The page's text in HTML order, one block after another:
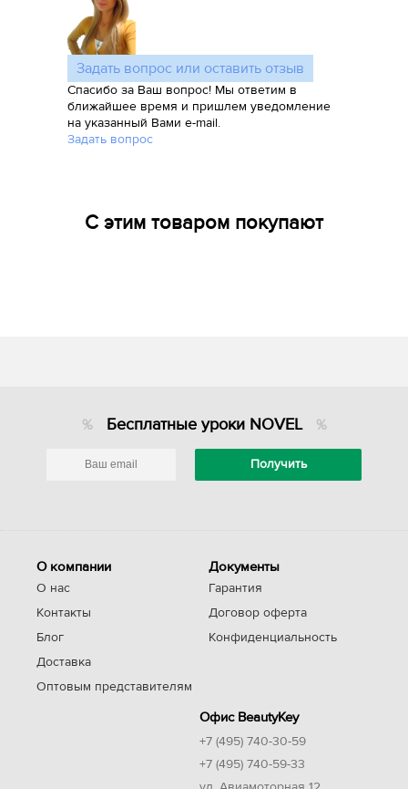
Задать вопрос или оставить отзыв
Спасибо за Ваш вопрос! Мы ответим в
ближайшее время и пришлем уведомление
на указанный Вами e-mail.
Задать вопрос
С этим товаром покупают
Бесплатные уроки NOVEL
О компании
О нас
Контакты
Блог
Доставка
Оптовым представителям
Документы
Гарантия
Договор оферта
Конфиденциальность
Офис BeautyKey
+7 (495) 740-30-59
+7 (495) 740-59-33